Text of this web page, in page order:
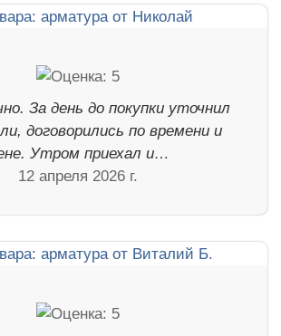
За день до покупки уточнил
договорились по времени и
Утром приехал и…
12 апреля 2026 г.